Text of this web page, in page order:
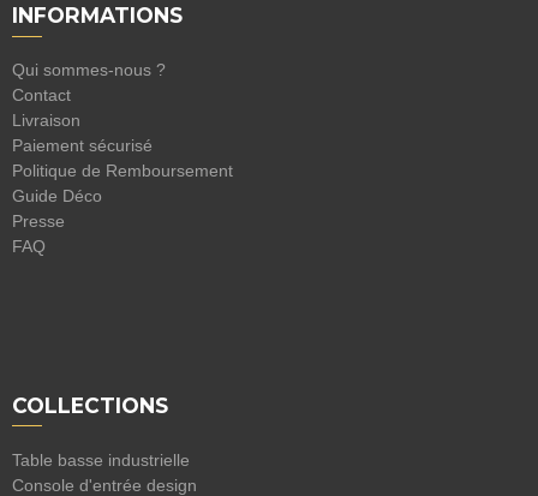
INFORMATIONS
Qui sommes-nous ?
Contact
Livraison
Paiement sécurisé
Politique de Remboursement
Guide Déco
Presse
FAQ
COLLECTIONS
Table basse industrielle
Console d'entrée design